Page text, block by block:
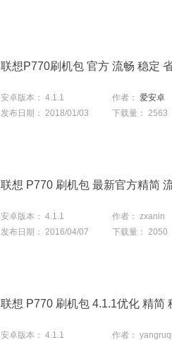
联想P770刷机包 官方 流畅 稳定
安卓版本： 4.1.1 作者： 爱安卓
发布日期： 2018/01/03 下载量： 2563
联想 P770 刷机包 最新官方精简
安卓版本： 4.1.1 作者： zxanin
发布日期： 2016/04/07 下载量： 2050
联想 P770 刷机包 4.1.1优化 精简
安卓版本： 4.1.1 作者：